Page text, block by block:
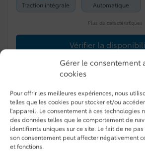
Gérer le consentement
cookies
Pour offrir les meilleures expériences, nous
telles que les cookies pour stocker et/ou
l'appareil. Le consentement à ces technologies
des données telles que le comportement de
identifiants uniques sur ce site. Le fait de ne
son consentement peut affecter négativement
et fonctions.
Traction intégrale Automatique
Plus de caractéristiques
Vérifier la
Évaluer mon
Demande
Mentions légales